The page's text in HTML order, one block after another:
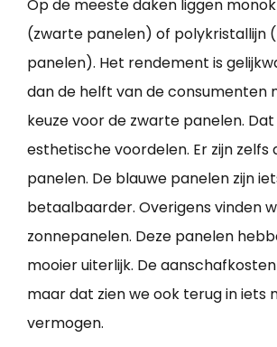
Op de meeste daken liggen
(zwarte panelen) of polykristallijn
panelen). Het rendement is
dan de helft van de consumenten
keuze voor de zwarte panelen.
esthetische voordelen. Er zijn
panelen. De blauwe panelen zijn
betaalbaarder. Overigens vinden
zonnepanelen. Deze panelen
mooier uiterlijk. De
maar dat zien we ook terug in iets
vermogen.